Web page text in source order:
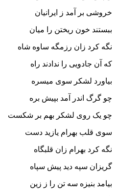
خروشى بر آمد ز ایرانیان
ببستند خون ریختن را میان‏
نگه کرد زان رزمگه ساوه شاه
که آن جادویى را ندادند راه‏
بیاورد لشکر سوى میسره
چو گرگ اندر آمد بپیش بره‏
چو یک روى لشکر بهم بر شکست
سوى قلب بهرام یازید دست‏
نگه کرد بهرام زان قلبگاه
گریزان سپه دید پیش سپاه‏
بیامد بنیزه سه تن را ز زین